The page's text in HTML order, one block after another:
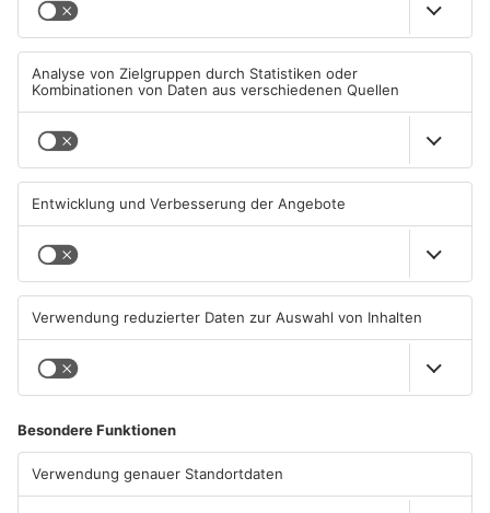
Gewässer im Primaveraland
leiden unter Trockenheit
04.08.2026, 15:07 UHR IN
PRIMAVERALAND
Kliniken im Primaveraland
melden mehr Patienten
durch Hitze